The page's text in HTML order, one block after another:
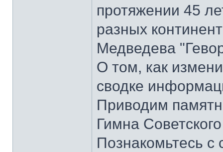
протяжении 45
разных
Медведева
О том, как
сводке
Приводим
Гимна
Познакомьтесь